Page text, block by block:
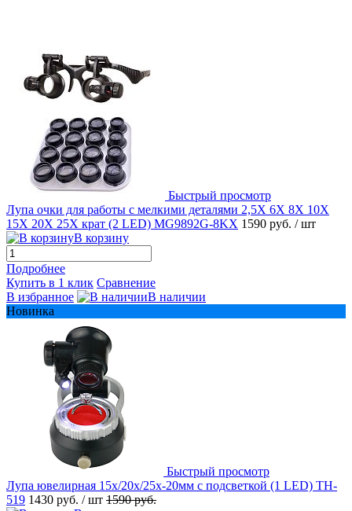
Быстрый просмотр
Лупа очки для работы с мелкими деталями 2,5X 6X 8X 10X
15X 20X 25Х крат (2 LED) MG9892G-8KX 1590 руб. / шт
В корзину
Подробнее
Купить в 1 клик Сравнение
В избранное
В наличии
Новинка
Быстрый просмотр
Лупа ювелирная 15х/20x/25x-20мм с подсветкой (1 LED) TH-
519 1430 руб. / шт 1590 руб.